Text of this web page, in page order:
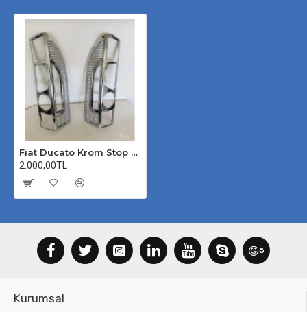
Fiat Ducato Krom Stop Çerçevesi 2006-2014
2.000,00TL
Kurumsal